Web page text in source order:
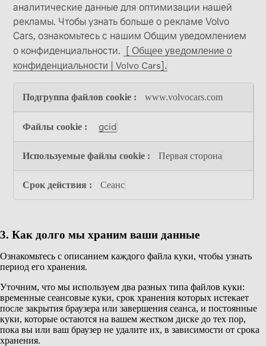
аналитические данные для оптимизации нашей
рекламы. Чтобы узнать больше о рекламе Volvo
Cars, ознакомьтесь с нашим Общим уведомлением
о конфиденциальности. [ Общее уведомление о
конфиденциальности | Volvo Cars].
Аналитические
файлы
www.volvocars.com
gcid
Первая сторона
Сеанс
3. Как долго мы храним ваши данные
Ознакомьтесь с описанием каждого файла куки, чтобы узнать
период его хранения.
Уточним, что мы используем два разных типа файлов куки:
временные сеансовые куки, срок хранения которых истекает
после закрытия браузера или завершения сеанса, и постоянные
куки, которые остаются на вашем жестком диске до тех пор,
пока вы или ваш браузер не удалите их, в зависимости от срока
хранения.